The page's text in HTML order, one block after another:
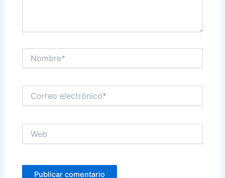
electrónico*